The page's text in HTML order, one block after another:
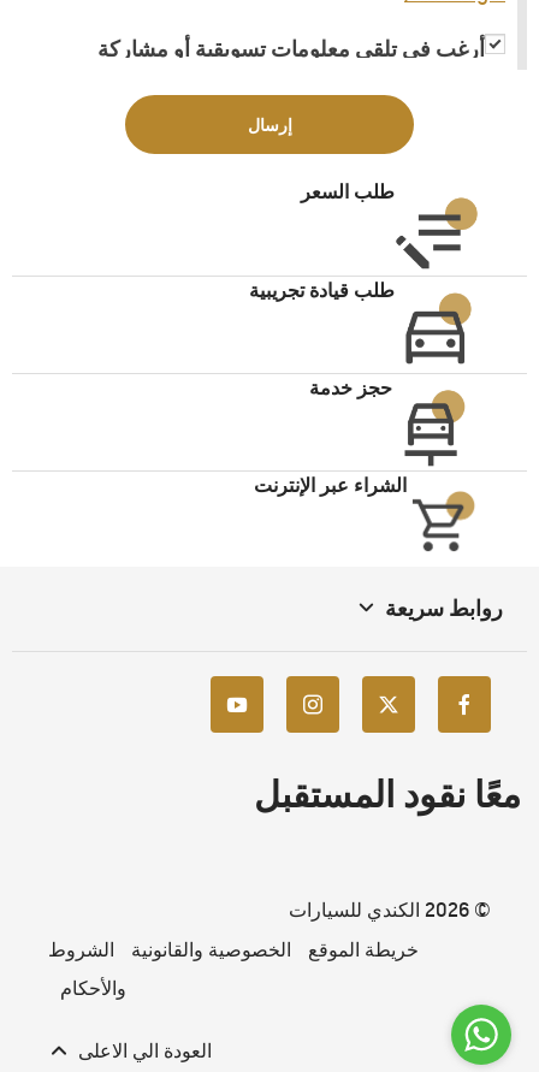
أرغب في تلقي معلومات تسويقية أو مشاركة
إرسال
طلب السعر
طلب قيادة تجريبية
حجز خدمة
الشراء عبر الإنترنت
روابط سريعة
معًا نقود المستقبل
© 2026 الكندي للسيارات
خريطة الموقع
الخصوصية والقانونية
الشروط
والأحكام
العودة الي الاعلى